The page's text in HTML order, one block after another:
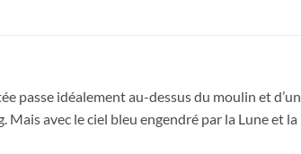
passe idéalement au-dessus du moulin et d’un
avec le ciel bleu engendré par la Lune et la